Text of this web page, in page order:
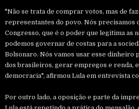
"Não se trata de comprar votos, mas de
representantes do povo. Nós precisamos
Congresso, que é o poder que legitima as
podemos governar de costas para a
Bolsonaro. Nós vamos usar esse dinheiro
dos brasileiros, gerar empregos e renda,
democracia", afirmou Lula em entrevista
Por outro lado, a oposição e parte da